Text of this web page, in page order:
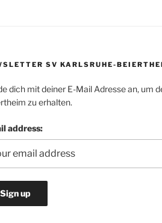
SV KARLSRUHE-
dich mit deiner E-Mail Adresse an, um
zu erhalten.
address: